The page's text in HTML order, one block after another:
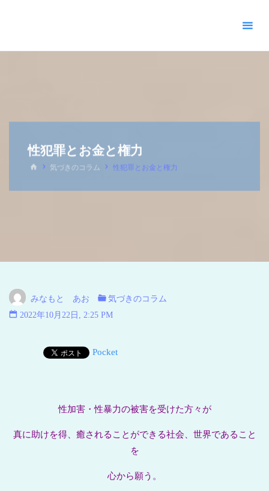
ス
宣
海
青
性犯罪とお金と権力
気づきのコラム 性犯罪とお金と権力
みなもと あお
気づきのコラム
2022年10月22日, 2:25 PM
Pocket
性加害・性暴力の被害を受けた方々が
真に助けを得、癒されることができる社会、世界であること
を
心から願う。